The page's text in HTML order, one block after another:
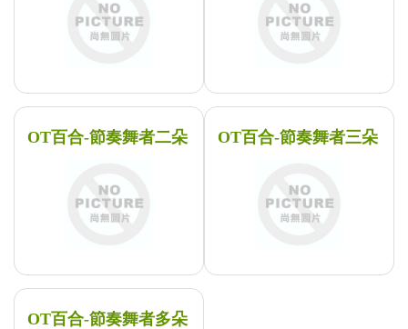
OT百合-節奏舞者二朵 OT百合-節奏舞者三朵
OT百合-節奏舞者多朵